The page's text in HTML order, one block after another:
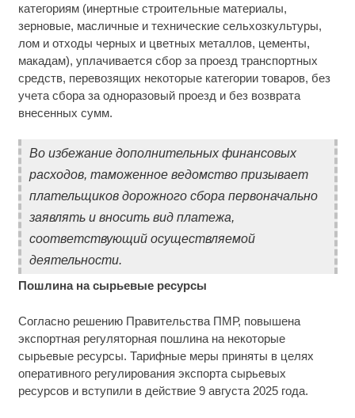
категориям (инертные строительные материалы,
зерновые, масличные и технические сельхозкультуры,
лом и отходы черных и цветных металлов, цементы,
макадам), уплачивается сбор за проезд транспортных
средств, перевозящих некоторые категории товаров, без
учета сбора за одноразовый проезд и без возврата
внесенных сумм.
Во избежание дополнительных финансовых
расходов, таможенное ведомство призывает
плательщиков дорожного сбора первоначально
заявлять и вносить вид платежа,
соответствующий осуществляемой
деятельности.
Пошлина на сырьевые ресурсы
Согласно решению Правительства ПМР, повышена
экспортная регуляторная пошлина на некоторые
сырьевые ресурсы. Тарифные меры приняты в целях
оперативного регулирования экспорта сырьевых
ресурсов и вступили в действие 9 августа 2025 года.